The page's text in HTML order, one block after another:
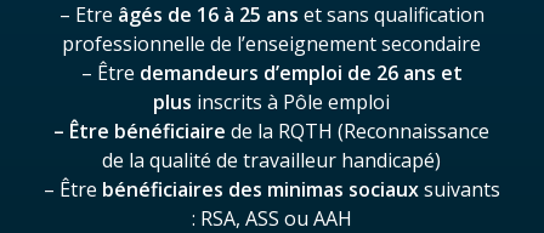
– Etre âgés de 16 à 25 ans et sans qualification
professionnelle de l’enseignement secondaire
– Être demandeurs d’emploi de 26 ans et
plus inscrits à Pôle emploi
– Être bénéficiaire de la RQTH (Reconnaissance
de la qualité de travailleur handicapé)
– Être bénéficiaires des minimas sociauxsuivants
: RSA, ASS ou AAH